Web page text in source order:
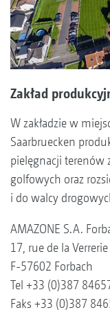
Zakład
W zakładzie w
Saarbruecken
pielęgnacji terenów
golfowych oraz
i do walcy
AMAZONE S.A.
17, rue de la Verrerie
F-57602 Forbach
Tel +33 (0)387
Faks +33 (0)387